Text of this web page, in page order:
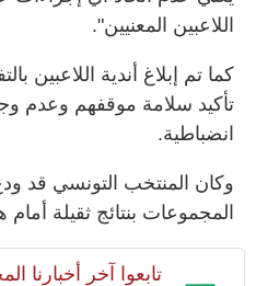
اللاعبين المعنيين".
كما تم إبلاغ أندية اللاعبين
تأكيد سلامة موقفهم وعدم
انضباطية.
وكان المنتخب التونسي قد
المجموعات بنتائج ثقيلة أمام
تابعوا آخر أخبارنا